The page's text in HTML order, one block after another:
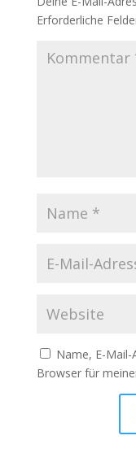
Erforderliche
Name, E-Mail-
Browser für